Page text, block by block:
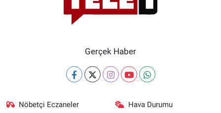
Gerçek Haber
Nöbetçi Eczaneler Hava Durumu